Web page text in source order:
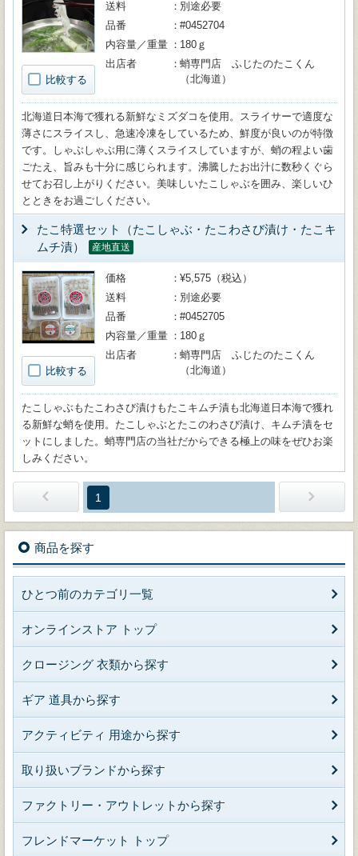
比較する
送料
別途必要
品番
#0452704
内容量／重量
180ｇ
出店者
蛸専門店 ふじたのたこくん
（北海道）
北海道日本海で獲れる新鮮なミズダコを使用。スライサーで適度な
薄さにスライスし、急速冷凍をしているため、鮮度が良いのが特徴
です。しゃぶしゃぶ用に薄くスライスしていますが、蛸の程よい歯
ごたえ、旨みも十分に感じられます。沸騰したお出汁に数秒くぐら
せてお召し上がりください。美味しいたこしゃぶを囲み、楽しいひ
とときをお過ごしください。
たこ特選セット（たこしゃぶ・たこわさび漬け・たこキ
ムチ漬）
産地直送
比較する
価格
¥5,575（税込）
送料
別途必要
品番
#0452705
内容量／重量
180ｇ
出店者
蛸専門店 ふじたのたこくん
（北海道）
たこしゃぶもたこわさび漬けもたこキムチ漬も北海道日本海で獲れ
る新鮮な蛸を使用。たこしゃぶとたこのわさび漬け、キムチ漬をセ
ットにしました。蛸専門店の当社だからできる極上の味をぜひお楽
しみください。
1
商品を探す
ひとつ前のカテゴリ一覧
オンラインストア トップ
クロージング 衣類から探す
ギア 道具から探す
アクティビティ 用途から探す
取り扱いブランドから探す
ファクトリー・アウトレットから探す
フレンドマーケット トップ